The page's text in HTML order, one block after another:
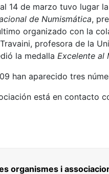
Amaga
14 de marzo tuvo lugar la
de Numismática,
organizado con la
profesora de la
la medalla Excelente al
han aparecido tres
está en contacto
organismes i